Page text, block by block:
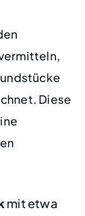
Diese
mit etwa